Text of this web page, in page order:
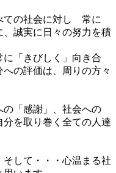
ての社会に対し 常に
誠実に日々の努力を積
「きびしく」向き合
の評価は、周りの方々
「感謝」、社会への
分を取り巻く全ての人達
して・・・心温まる社